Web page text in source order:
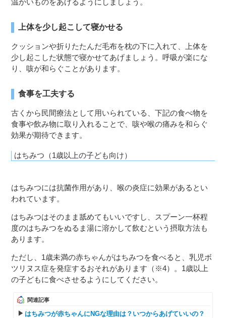
上体を少し起こして寝かせる
クッションや折りたたんだ毛布を枕の下に入れて、上体を
少し起こした状態で寝かせてあげましょう。呼吸が楽にな
り、咳が和らぐことがあります。
食事を工夫する
古くから民間療法として用いられている、下記の食べ物を
食事や飲み物に取り入れることで、咳や喉の痛みを和らぐ
効果が期待できます。
はちみつ（1歳以上の子ども向け）
はちみつには抗菌作用があり、喉の炎症に効果があるとい
われています。
はちみつはそのまま舐めてもいいですし、スプーン一杯程
度のはちみつをぬるま湯に溶かして飲むという摂取方法も
あります。
ただし、1歳未満の赤ちゃんがはちみつを食べると、乳児ボ
ツリヌス症を発症するおそれがあります（※4）。1歳以上
の子どもに食べさせるようにしてください。
関連記事
はちみつが赤ちゃんにNGな理由は？いつからあげていいの？